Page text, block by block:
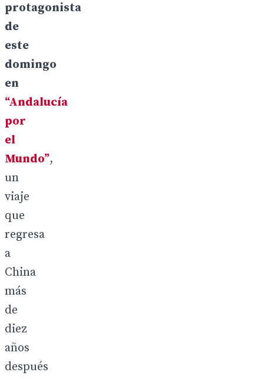
protagonista
de
este
domingo
en
“Andalucía
por
el
Mundo”,
un
viaje
que
regresa
a
China
más
de
diez
años
después